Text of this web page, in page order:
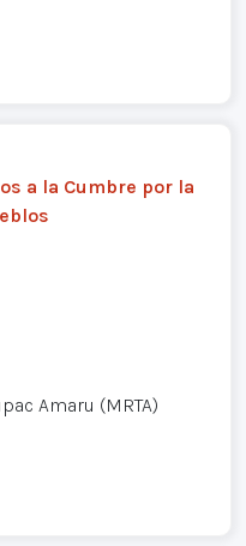
a la Cumbre por la
Amaru (MRTA)